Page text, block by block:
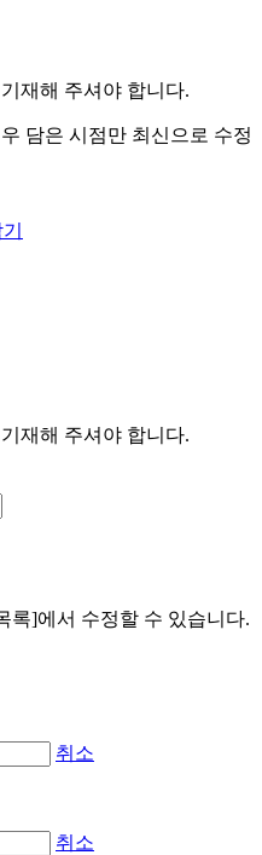
재해 주셔야 합니다.
담은 시점만 최신으로 수정
재해 주셔야 합니다.
록]에서 수정할 수 있습니다.
취소
취소